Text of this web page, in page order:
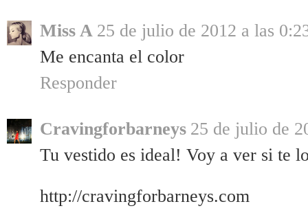
Miss A 25 de julio de 2012 a las
Me encanta el color
Responder
Cravingforbarneys 25 de julio de
Tu vestido es ideal! Voy a ver si te
http://cravingforbarneys.com